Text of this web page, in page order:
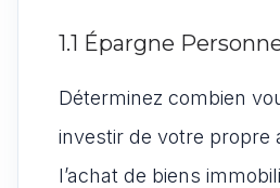
1.1 Épargne
Déterminez combien
investir de votre propre
l’achat de biens